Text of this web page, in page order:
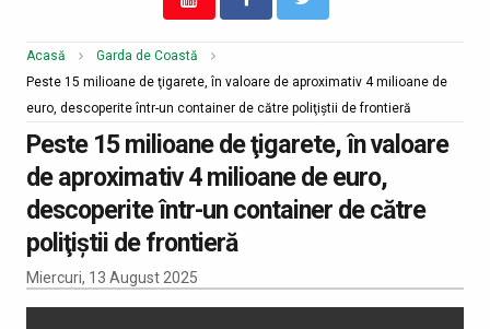
Acasă
Garda de Coastă
Peste 15 milioane de ţigarete, în valoare de aproximativ 4 milioane de
euro, descoperite într-un container de către poliţiştii de frontieră
Peste 15 milioane de ţigarete, în valoare
de aproximativ 4 milioane de euro,
descoperite într-un container de către
poliţiştii de frontieră
Miercuri, 13 August 2025